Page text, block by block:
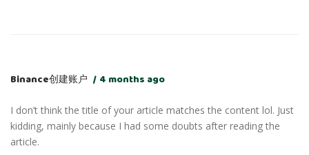
Binance创建账户 4 months ago
I don’t think the title of your article matches the content lol. Just
kidding, mainly because I had some doubts after reading the
article.